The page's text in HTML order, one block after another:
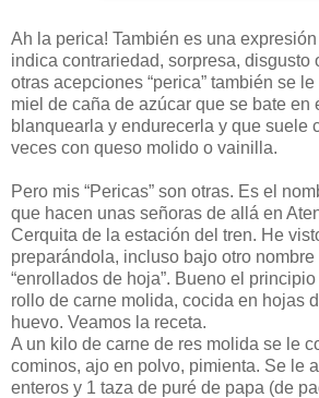
Ah la perica! También es una
indica contrariedad, sorpresa, disgusto
otras acepciones “perica” también se
miel de caña de azúcar que se bate en
blanquearla y endurecerla y que suele
veces con queso molido o vainilla.
Pero mis “Pericas” son otras. Es el
que hacen unas señoras de allá en
Cerquita de la estación del tren. He
preparándola, incluso bajo otro nombre
“enrollados de hoja”. Bueno el
rollo de carne molida, cocida en hojas
huevo. Veamos la receta.
A un kilo de carne de res molida se le
cominos, ajo en polvo, pimienta. Se le
enteros y 1 taza de puré de papa (de